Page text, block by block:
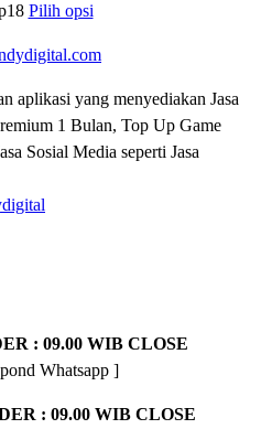
18 Pilih opsi
aplikasi yang menyediakan Jasa
1 Bulan, Top Up Game
Sosial Media seperti Jasa
: 09.00 WIB CLOSE
Whatsapp ]
: 09.00 WIB CLOSE